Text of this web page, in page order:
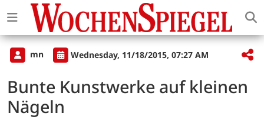
mn Wednesday, 11/18/2015, 07:27 AM
Bunte Kunstwerke auf kleinen
Nägeln